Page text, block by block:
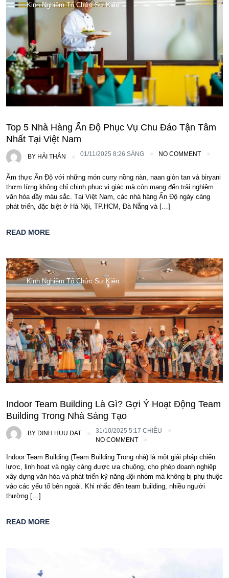
Kinh Nghiệm Tổ Chức Sự Kiện
Top 5 Nhà Hàng Ấn Độ Phục Vụ Chu Đáo Tận Tâm
Nhất Tại Việt Nam
BY HẢI THÂN 01/11/2025 8:26 SÁNG NO COMMENT
Ẩm thực Ấn Độ với những món curry nồng nàn, naan giòn tan và biryani
thơm lừng không chỉ chinh phục vị giác mà còn mang đến trải nghiệm
văn hóa đầy màu sắc. Tại Việt Nam, các nhà hàng Ấn Độ ngày càng
phát triển, đặc biệt ở Hà Nội, TP.HCM, Đà Nẵng và […]
READ MORE
Kinh Nghiệm Tổ Chức Sự Kiện
Indoor Team Building Là Gì? Gợi Ý Hoạt Động Team
Building Trong Nhà Sáng Tạo
BY DINH HUU DAT
31/10/2025 5:17 CHIỀU
NO COMMENT
Indoor Team Building (Team Building Trong nhà) là một giải pháp chiến
lược, linh hoạt và ngày càng được ưa chuộng, cho phép doanh nghiệp
xây dựng văn hóa và phát triển kỹ năng đội nhóm mà không bị phụ thuộc
vào các yếu tố bên ngoài. Khi nhắc đến team building, nhiều người
thường […]
READ MORE
Kinh Nghiệm Tổ Chức Sự Kiện